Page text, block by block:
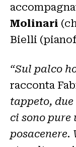
Molinari
Bielli
“Sul palco
racconta
tappeto,
ci sono
posacenere.